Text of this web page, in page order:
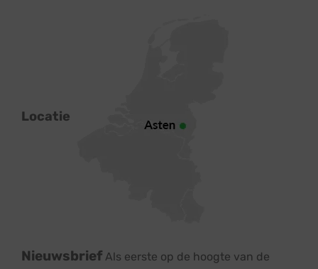
Locatie
Nieuwsbrief Als eerste op de hoogte van de